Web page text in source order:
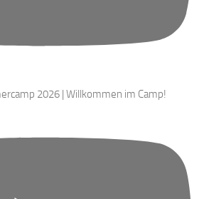
2026 | Willkommen im Camp!